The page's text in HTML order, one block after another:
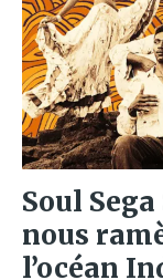
Soul
nous
l’océan